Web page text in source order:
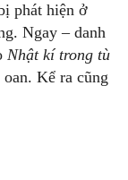
phát hiện ở
Ngay – danh
Nhật kí trong tù
Kể ra cũng